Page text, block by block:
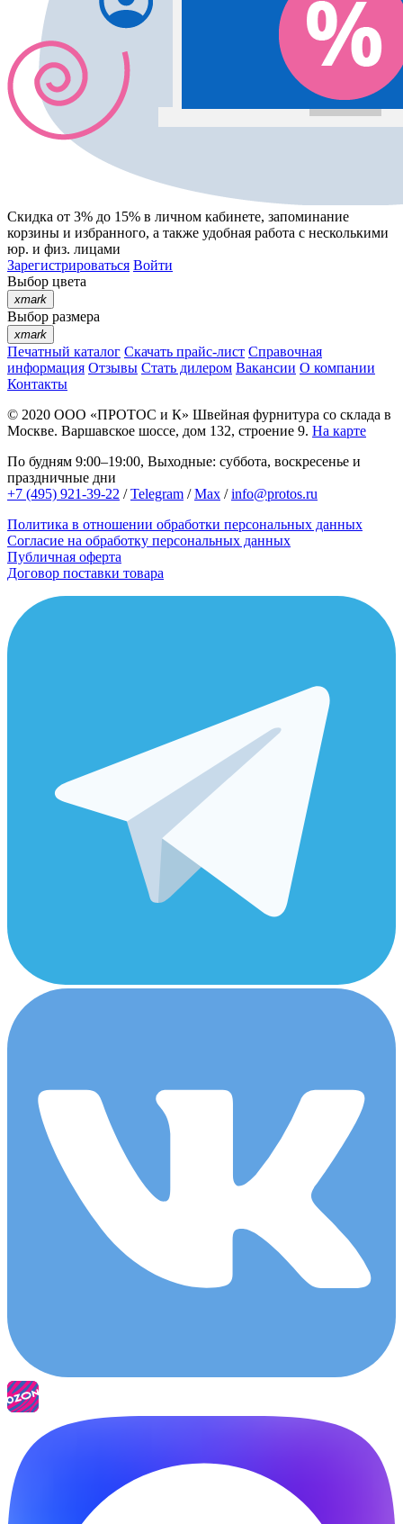
Скидка от 3% до 15% в личном кабинете, запоминание
корзины и избранного, а также удобная работа с несколькими
юр. и физ. лицами
Зарегистрироваться Войти
Выбор цвета
xmark
Выбор размера
xmark
Печатный каталог Скачать прайс-лист Справочная
информация Отзывы Стать дилером Вакансии О компании
Контакты
© 2020 ООО «ПРОТОС и К» Швейная фурнитура со склада в
Москве. Варшавское шоссе, дом 132, строение 9. На карте
По будням 9:00–19:00, Выходные: суббота, воскресенье и
праздничные дни
+7 (495) 921-39-22 /Telegram /Max /info@protos.ru
Политика в отношении обработки персональных данных
Согласие на обработку персональных данных
Публичная оферта
Договор поставки товара